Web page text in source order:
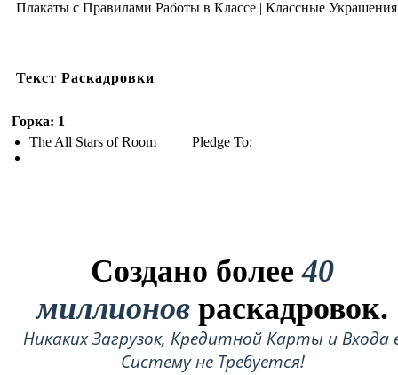
Плакаты с Правилами Работы в Классе | Классные Украшения
Текст Раскадровки
Горка: 1
The All Stars of Room ____ Pledge To:
Создано более40
миллионов раскадровок.
Никаких Загрузок, Кредитной Карты и Входа
Систему не Требуется!